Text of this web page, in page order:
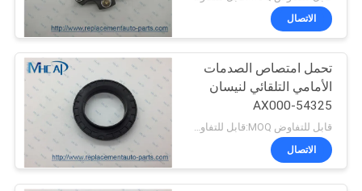
السيارات فلتر الهواء
114
الاتصال
تحمل امتصاص الصدمات
الأمامي التلقائي لنيسان
54325-AX000
54325Ax000
قابل للتفاوض MOQ:قابل للتفاوض
الاتصال